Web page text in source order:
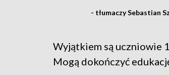
- tłumaczy Sebastian
Wyjątkiem są uczniowie
Mogą dokończyć